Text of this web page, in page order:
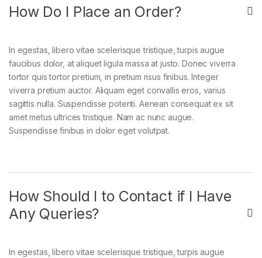
How Do I Place an Order?
In egestas, libero vitae scelerisque tristique, turpis augue
faucibus dolor, at aliquet ligula massa at justo. Donec viverra
tortor quis tortor pretium, in pretium risus finibus. Integer
viverra pretium auctor. Aliquam eget convallis eros, varius
sagittis nulla. Suspendisse potenti. Aenean consequat ex sit
amet metus ultrices tristique. Nam ac nunc augue.
Suspendisse finibus in dolor eget volutpat.
How Should I to Contact if I Have
Any Queries?
In egestas, libero vitae scelerisque tristique, turpis augue